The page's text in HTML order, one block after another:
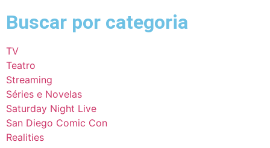
Buscar por categoria
TV
Teatro
Streaming
Séries e Novelas
Saturday Night Live
San Diego Comic Con
Realities